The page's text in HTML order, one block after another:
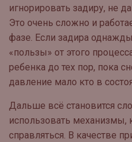
игнорировать задиру, не
Это очень сложно и
фазе. Если задира
«пользы» от этого
ребенка до тех пор, пока
давление мало кто в
Дальше всё становится
использовать механизмы,
справляться. В качестве